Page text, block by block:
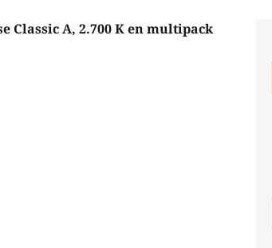
Classic A, 2.700 K en multipack